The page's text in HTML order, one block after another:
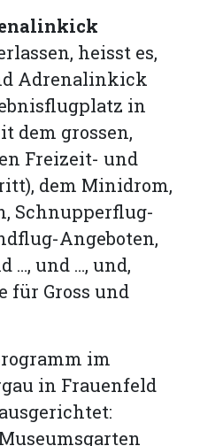
heisst es,
Adrenalinkick
in
dem grossen,
Freizeit- und
dem Minidrom,
Schnupperflug-
Angeboten,
…, und …, und,
für Gross und
im
in Frauenfeld